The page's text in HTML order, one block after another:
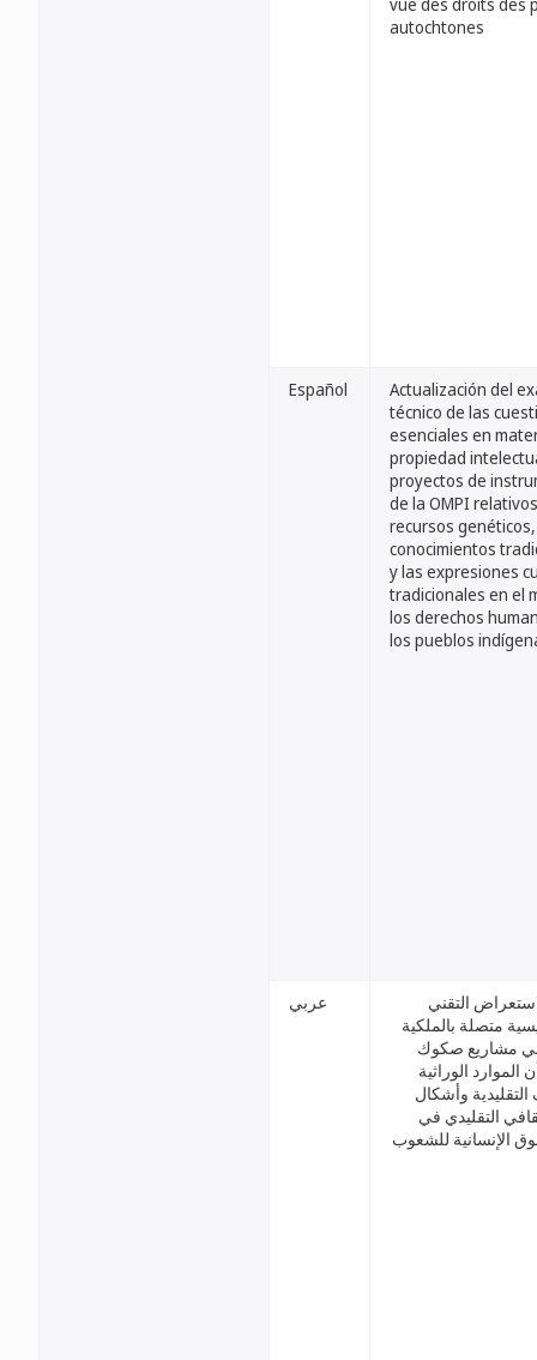
autochtones
Español
Actualización del
técnico de las
esenciales en
propiedad
proyectos de
de la OMPI
recursos
conocimientos
y las expresiones
tradicionales en el
los derechos
los pueblos
عربي
التقني
متصلة بالملكية
مشاريع صكوك
الموارد الوراثية
وأشكال
التقليدي في
الإنسانية للشعوب